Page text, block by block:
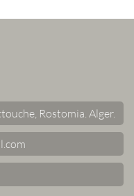
Rostomia. Alger.